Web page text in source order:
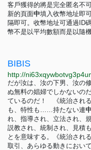
客戶獲得的將是完全匿名不
新的頁面中填入收幣地址即
隔即可。收幣地址可通過ID
幣不是以平均數額而是以隨
BIBIS
だが汝は、汝の下男、汝の
ぬ無料の娼婦でしかないの
ているのだ！ 《統治され
も、特性も……持たない連中
れ、指導され、立法され、
説教され、統制され、見積
とを意味する。《統治され
取引、あらゆる動きにおい